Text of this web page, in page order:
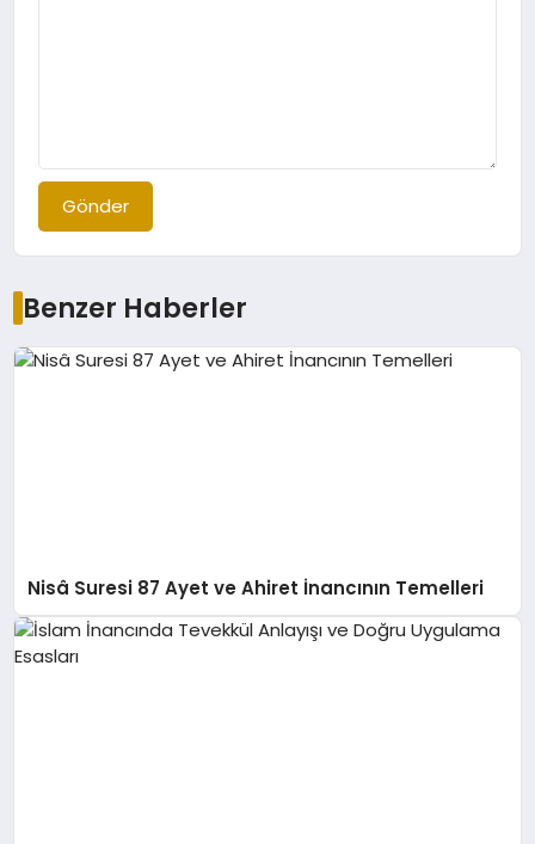
Gönder
Benzer Haberler
Nisâ Suresi 87 Ayet ve Ahiret İnancının Temelleri